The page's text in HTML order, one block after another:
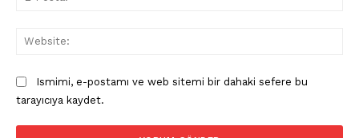
Ismimi, e-postamı ve web sitemi bir dahaki sefere bu
tarayıcıya kaydet.